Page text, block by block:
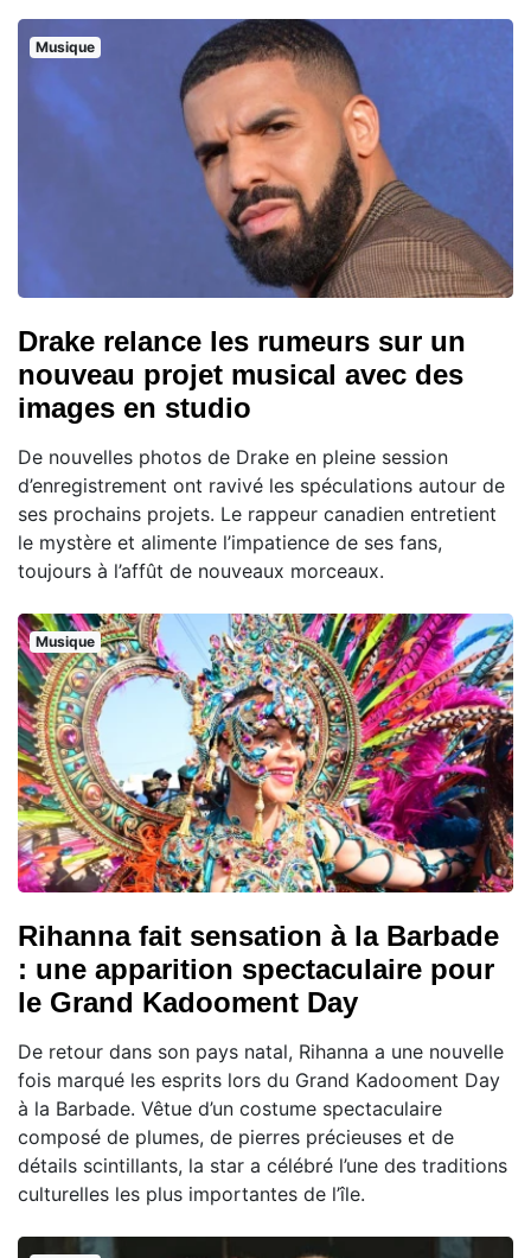
Musique
Drake relance les rumeurs sur un
nouveau projet musical avec des
images en studio
De nouvelles photos de Drake en pleine session
d’enregistrement ont ravivé les spéculations autour de
ses prochains projets. Le rappeur canadien entretient
le mystère et alimente l’impatience de ses fans,
toujours à l’affût de nouveaux morceaux.
Musique
Rihanna fait sensation à la Barbade
: une apparition spectaculaire pour
le Grand Kadooment Day
De retour dans son pays natal, Rihanna a une nouvelle
fois marqué les esprits lors du Grand Kadooment Day
à la Barbade. Vêtue d’un costume spectaculaire
composé de plumes, de pierres précieuses et de
détails scintillants, la star a célébré l’une des traditions
culturelles les plus importantes de l’île.